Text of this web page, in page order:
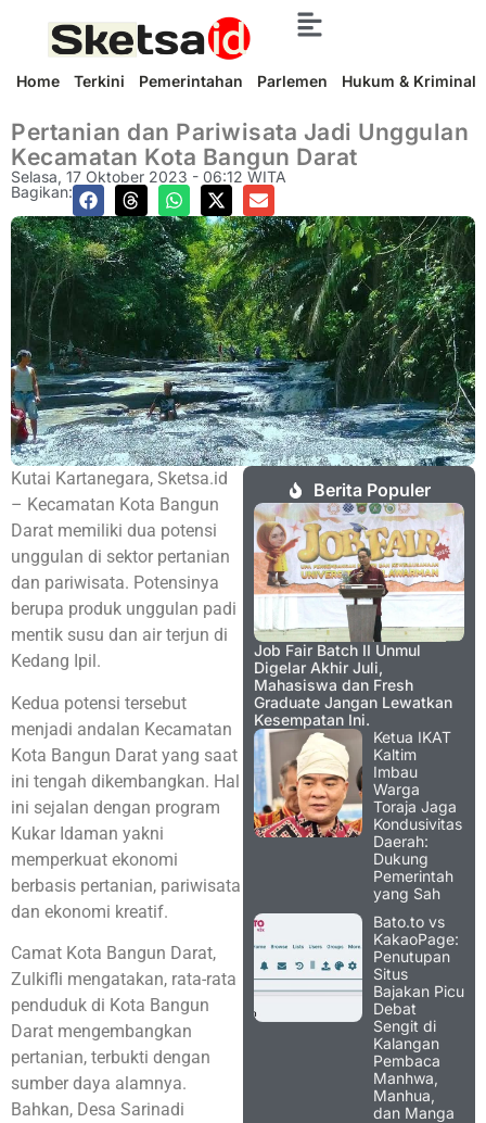
Home Terkini Pemerintahan Parlemen Hukum & Kriminal
Pertanian dan Pariwisata Jadi Unggulan
Kecamatan Kota Bangun Darat
Selasa, 17 Oktober 2023 - 06:12 WITA
Bagikan:
Kutai Kartanegara, Sketsa.id
– Kecamatan Kota Bangun
Darat memiliki dua potensi
unggulan di sektor pertanian
dan pariwisata. Potensinya
berupa produk unggulan padi
mentik susu dan air terjun di
Kedang Ipil.
Kedua potensi tersebut
menjadi andalan Kecamatan
Kota Bangun Darat yang saat
ini tengah dikembangkan. Hal
ini sejalan dengan program
Kukar Idaman yakni
memperkuat ekonomi
berbasis pertanian, pariwisata
dan ekonomi kreatif.
Camat Kota Bangun Darat,
Zulkifli mengatakan, rata-rata
penduduk di Kota Bangun
Darat mengembangkan
pertanian, terbukti dengan
sumber daya alamnya.
Bahkan, Desa Sarinadi
Berita Populer
Job Fair Batch II Unmul
Digelar Akhir Juli,
Mahasiswa dan Fresh
Graduate Jangan Lewatkan
Kesempatan Ini.
Ketua IKAT
Kaltim
Imbau
Warga
Toraja Jaga
Kondusivitas
Daerah:
Dukung
Pemerintah
yang Sah
Bato.to vs
KakaoPage:
Penutupan
Situs
Bajakan Picu
Debat
Sengit di
Kalangan
Pembaca
Manhwa,
Manhua,
dan Manga